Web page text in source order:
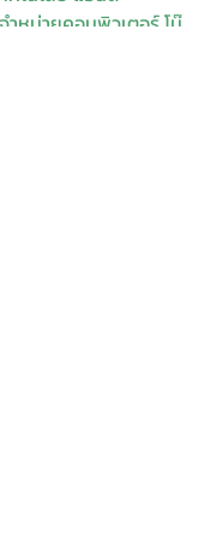
หน่ายคอมพิวเตอร์ โน๊